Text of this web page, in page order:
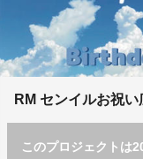
RM センイルお祝
このプロジェクトは